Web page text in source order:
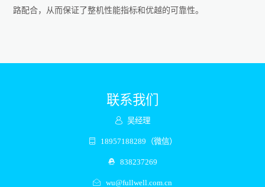
路配合，从而保证了整机性能指标和优越的可靠性。
联系我们
吴经理
18957188289（微信）
838237269
wu@fullwell.com.cn